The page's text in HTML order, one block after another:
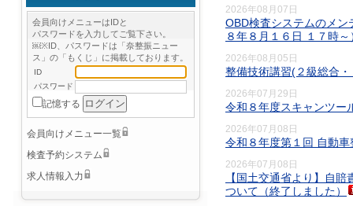
会員向けメニューはIDと
パスワードを入力してご覧下さい。
￼※ID、パスワードは「奈整振ニュー
ス」の「もくじ」に掲載しております。
ID
パスワード
記憶する
会員向けメニュー一覧
検査予約システム
求人情報入力
2026年08月07日
OBD検査システムのメ
８年８月１６日 １７時
2026年08月05日
整備技術講習(２級総合
2026年07月29日
令和８年度スキャンツー
2026年07月08日
令和８年度第１回 自動
2026年07月08日
【国土交通省より】自
ついて（終了しました）